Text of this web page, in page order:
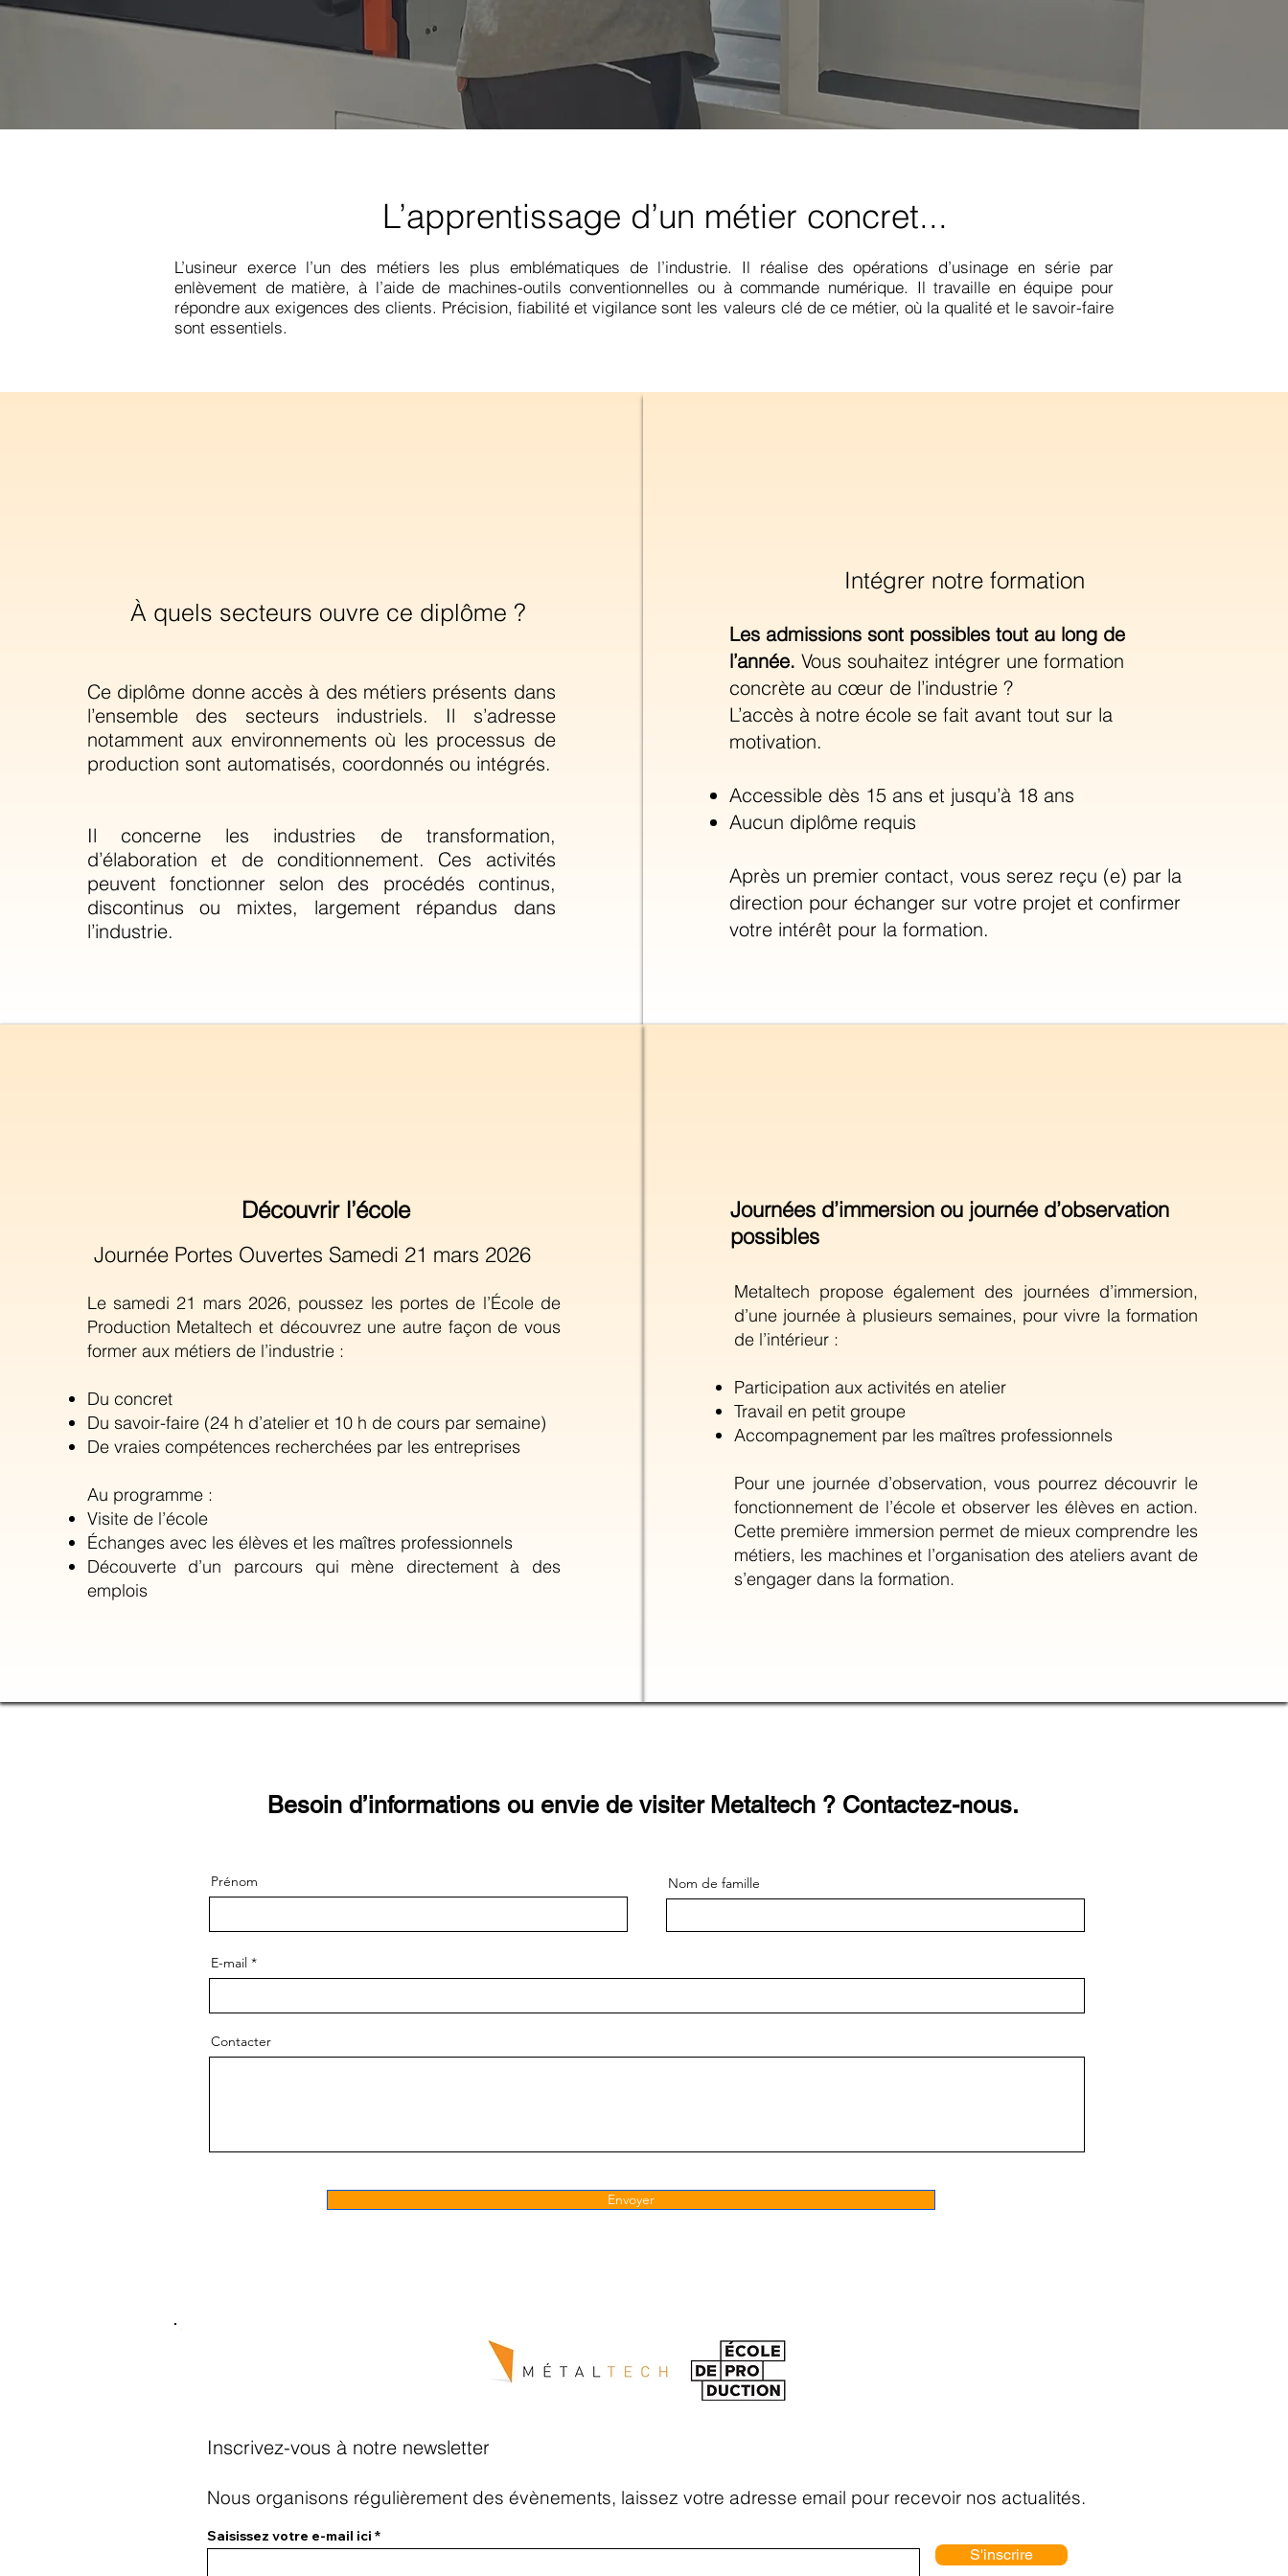
L’apprentissage d’un métier concret...
L’usineur exerce l’un des métiers les plus emblématiques de l’industrie. Il réalise des opérations d’usinage en série par
enlèvement de matière, à l’aide de machines-outils conventionnelles ou à commande numérique. Il travaille en équipe pour
répondre aux exigences des clients. Précision, fiabilité et vigilance sont les valeurs clé de ce métier, où la qualité et le savoir-faire
sont essentiels.
À quels secteurs ouvre ce diplôme ?
Ce diplôme donne accès à des métiers présents dans
l’ensemble des secteurs industriels. Il s’adresse
notamment aux environnements où les processus de
production sont automatisés, coordonnés ou intégrés.
Il concerne les industries de transformation,
d’élaboration et de conditionnement. Ces activités
peuvent fonctionner selon des procédés continus,
discontinus ou mixtes, largement répandus dans
l’industrie.
Intégrer notre formation
Les admissions sont possibles tout au long de
l’année. Vous souhaitez intégrer une formation
concrète au cœur de l’industrie ?
L’accès à notre école se fait avant tout sur la
motivation.
Accessible dès 15 ans et jusqu’à 18 ans
Aucun diplôme requis
Après un premier contact, vous serez reçu (e) par la
direction pour échanger sur votre projet et confirmer
votre intérêt pour la formation.
Découvrir l’école
Journée Portes Ouvertes Samedi 21 mars 2026
Le samedi 21 mars 2026, poussez les portes de l’École de
Production Metaltech et découvrez une autre façon de vous
former aux métiers de l’industrie :
Du concret
Du savoir-faire (24 h d’atelier et 10 h de cours par semaine)
De vraies compétences recherchées par les entreprises
Au programme :
Visite de l’école
Échanges avec les élèves et les maîtres professionnels
Découverte d’un parcours qui mène directement à des
emplois
Journées d’immersion ou journée d’observation
possibles
Metaltech propose également des journées d’immersion,
d’une journée à plusieurs semaines, pour vivre la formation
de l’intérieur :
Participation aux activités en atelier
Travail en petit groupe
Accompagnement par les maîtres professionnels
Pour une journée d’observation, vous pourrez découvrir le
fonctionnement de l’école et observer les élèves en action.
Cette première immersion permet de mieux comprendre les
métiers, les machines et l’organisation des ateliers avant de
s’engager dans la formation.
Besoin d’informations ou envie de visiter Metaltech ? Contactez-nous.
Prénom Nom de famille
E-mail
Contacter
Envoyer
Inscrivez-vous à notre newsletter
Nous organisons régulièrement des évènements, laissez votre adresse email pour recevoir nos actualités.
Saisissez votre e-mail ici
S'inscrire